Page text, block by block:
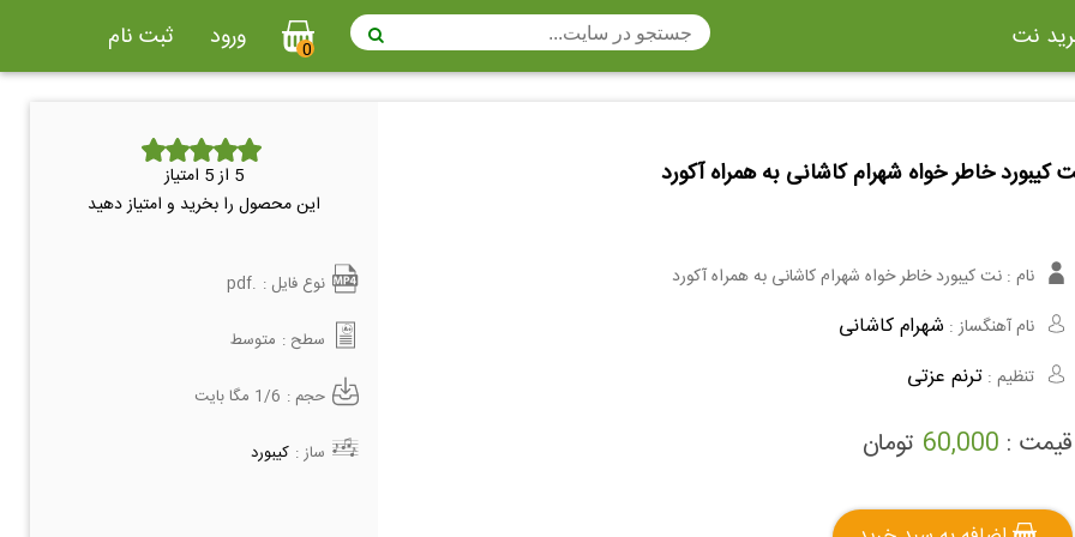
نت
سه تار
تار
گلوکن اشپیل ویبرافون
کنترباس
نی هفت بند وکال
ویولا
ثبت نام ورود 0
کیبورد خاطر خواه شهرام کاشانی به همراه آکورد
نام : نت کیبورد خاطر خواه شهرام کاشانی به همراه آکورد
نام آهنگساز : شهرام کاشانی
تنظیم : ترنم عزتی
قیمت : 60,000 تومان
5 از 5 امتیاز
این محصول را بخرید و امتیاز دهید
نوع فایل : .pdf
سطح : متوسط
حجم : 1/6 مگا بایت
ساز : کیبورد